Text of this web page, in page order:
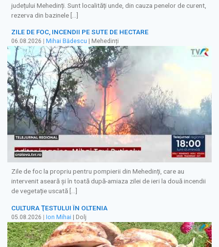
județului Mehedinți. Sunt localități unde, din cauza penelor de curent,
rezerva din bazinele […]
ZILE DE FOC, INCENDII PE SUTE DE HECTARE
06.08.2026 Mihai Bădescu | Mehedinți
Zile de foc la propriu pentru pompierii din Mehedinți, care au
intervenit aseară și în toată după-amiaza zilei de ieri la două incendii
de vegetație uscată […]
CULTURA ŢESTULUI ÎN OLTENIA
05.08.2026 | Ion Mihai | Dolj